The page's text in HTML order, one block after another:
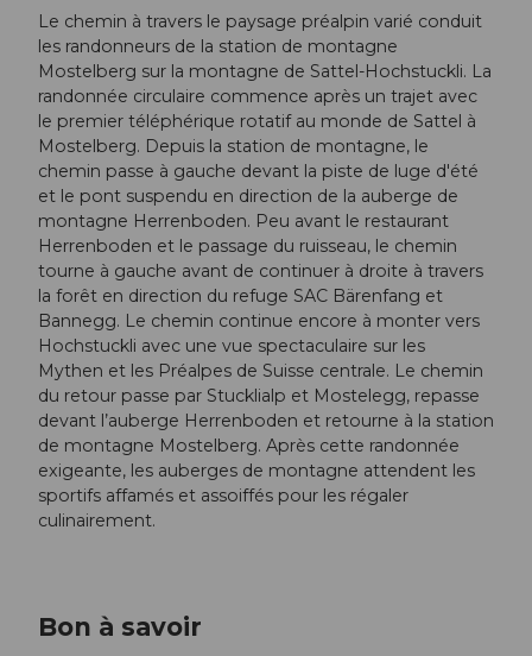
Le chemin à travers le paysage préalpin varié conduit
les randonneurs de la station de montagne
Mostelberg sur la montagne de Sattel-Hochstuckli. La
randonnée circulaire commence après un trajet avec
le premier téléphérique rotatif au monde de Sattel à
Mostelberg. Depuis la station de montagne, le
chemin passe à gauche devant la piste de luge d'été
et le pont suspendu en direction de la auberge de
montagne Herrenboden. Peu avant le restaurant
Herrenboden et le passage du ruisseau, le chemin
tourne à gauche avant de continuer à droite à travers
la forêt en direction du refuge SAC Bärenfang et
Bannegg. Le chemin continue encore à monter vers
Hochstuckli avec une vue spectaculaire sur les
Mythen et les Préalpes de Suisse centrale. Le chemin
du retour passe par Stucklialp et Mostelegg, repasse
devant l’auberge Herrenboden et retourne à la station
de montagne Mostelberg. Après cette randonnée
exigeante, les auberges de montagne attendent les
sportifs affamés et assoiffés pour les régaler
culinairement.
Bon à savoir